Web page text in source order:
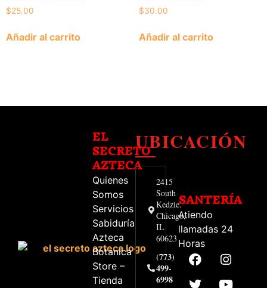
$25.00
Añadir al carrito
$30.00
Añadir al carrito
EL
SECRETO
AZTECA
Quienes
Somos
Servicios
Sabiduría
Azteca
Botanica
Store –
Tienda
UBICACIÓN
2415
South
Kedzie.
Chicago,
IL
60623
(773)
499-
6998
SANTERÍA
Atiendo
llamadas 24
Horas